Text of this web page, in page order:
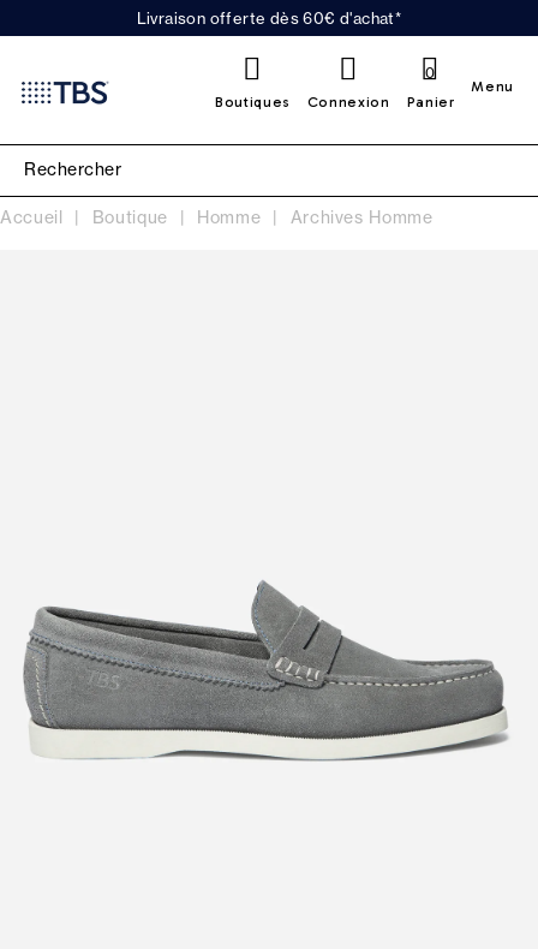
Livraison offerte dès 60€ d'achat*
Boutiques Connexion Panier
0
Menu
Accueil Boutique Homme Archives Homme